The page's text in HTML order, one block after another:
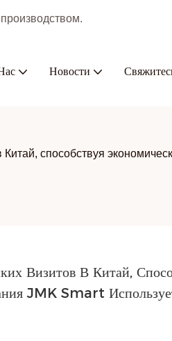
Новости
способствуя
Визитов В Китай,
JMK Smart